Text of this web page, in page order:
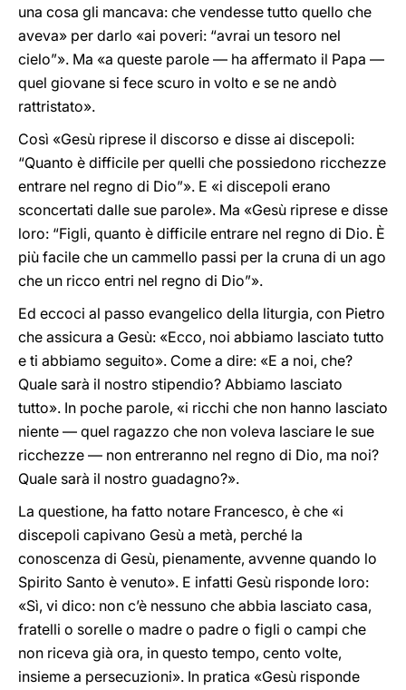
una cosa gli mancava: che vendesse tutto quello che
aveva» per darlo «ai poveri: “avrai un tesoro nel
cielo”». Ma «a queste parole — ha affermato il Papa —
quel giovane si fece scuro in volto e se ne andò
rattristato».
Così «Gesù riprese il discorso e disse ai discepoli:
“Quanto è difficile per quelli che possiedono ricchezze
entrare nel regno di Dio”». E «i discepoli erano
sconcertati dalle sue parole». Ma «Gesù riprese e disse
loro: “Figli, quanto è difficile entrare nel regno di Dio. È
più facile che un cammello passi per la cruna di un ago
che un ricco entri nel regno di Dio”».
Ed eccoci al passo evangelico della liturgia, con Pietro
che assicura a Gesù: «Ecco, noi abbiamo lasciato tutto
e ti abbiamo seguito». Come a dire: «E a noi, che?
Quale sarà il nostro stipendio? Abbiamo lasciato
tutto». In poche parole, «i ricchi che non hanno lasciato
niente — quel ragazzo che non voleva lasciare le sue
ricchezze — non entreranno nel regno di Dio, ma noi?
Quale sarà il nostro guadagno?».
La questione, ha fatto notare Francesco, è che «i
discepoli capivano Gesù a metà, perché la
conoscenza di Gesù, pienamente, avvenne quando lo
Spirito Santo è venuto». E infatti Gesù risponde loro:
«Sì, vi dico: non c’è nessuno che abbia lasciato casa,
fratelli o sorelle o madre o padre o figli o campi che
non riceva già ora, in questo tempo, cento volte,
insieme a persecuzioni». In pratica «Gesù risponde